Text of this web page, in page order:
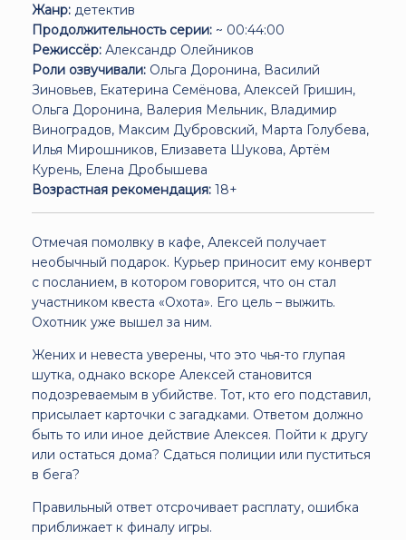
Жанр: детектив
Продолжительность серии: ~ 00:44:00
Режиссёр: Александр Олейников
Роли озвучивали: Ольга Доронина, Василий
Зиновьев, Екатерина Семёнова, Алексей Гришин,
Ольга Доронина, Валерия Мельник, Владимир
Виноградов, Максим Дубровский, Марта Голубева,
Илья Мирошников, Елизавета Шукова, Артём
Курень, Елена Дробышева
Возрастная рекомендация: 18+
Отмечая помолвку в кафе, Алексей получает
необычный подарок. Курьер приносит ему конверт
с посланием, в котором говорится, что он стал
участником квеста «Охота». Его цель – выжить.
Охотник уже вышел за ним.
Жених и невеста уверены, что это чья-то глупая
шутка, однако вскоре Алексей становится
подозреваемым в убийстве. Тот, кто его подставил,
присылает карточки с загадками. Ответом должно
быть то или иное действие Алексея. Пойти к другу
или остаться дома? Сдаться полиции или пуститься
в бега?
Правильный ответ отсрочивает расплату, ошибка
приближает к финалу игры.